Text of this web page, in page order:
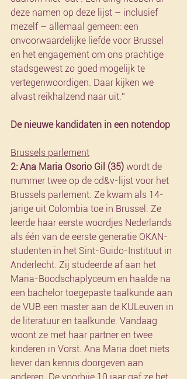
deze namen op deze lijst – inclusief
mezelf – allemaal gemeen: een
onvoorwaardelijke liefde voor Brussel
en het engagement om ons prachtige
stadsgewest zo goed mogelijk te
vertegenwoordigen. Daar kijken we
alvast reikhalzend naar uit.”
De nieuwe kandidaten in een notendop
Brussels parlement
2: Ana Maria Osorio Gil (35) wordt de
nummer twee op de cd&v-lijst voor het
Brussels parlement. Ze kwam als 14-
jarige uit Colombia toe in Brussel. Ze
leerde haar eerste woordjes Nederlands
als één van de eerste generatie OKAN-
studenten in het Sint-Guido-Instituut in
Anderlecht. Zij studeerde af aan het
Maria-Boodschaplyceum en haalde na
een bachelor toegepaste taalkunde aan
de VUB een master aan de KULeuven in
de literatuur en taalkunde. Vandaag
woont ze met haar partner en twee
kinderen in Vorst. Ana Maria doet niets
liever dan kennis doorgeven aan